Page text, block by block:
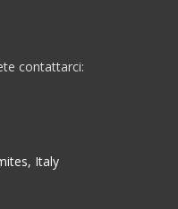
contattarci:
Italy